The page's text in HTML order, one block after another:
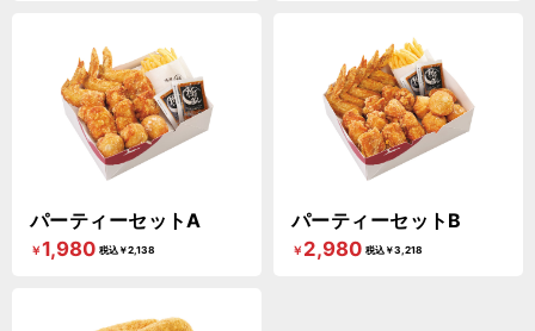
パーティーセットA
￥1,980 税込￥2,138
パーティーセットB
￥ 2,980 税込￥3,218